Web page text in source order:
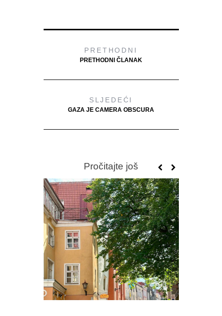
PRETHODNI
PRETHODNI ČLANAK
SLJEDEĆI
GAZA JE CAMERA OBSCURA
Pročitajte još